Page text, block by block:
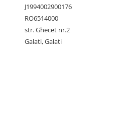
J1994002900176
RO6514000
str. Ghecet nr.2
Galati, Galati